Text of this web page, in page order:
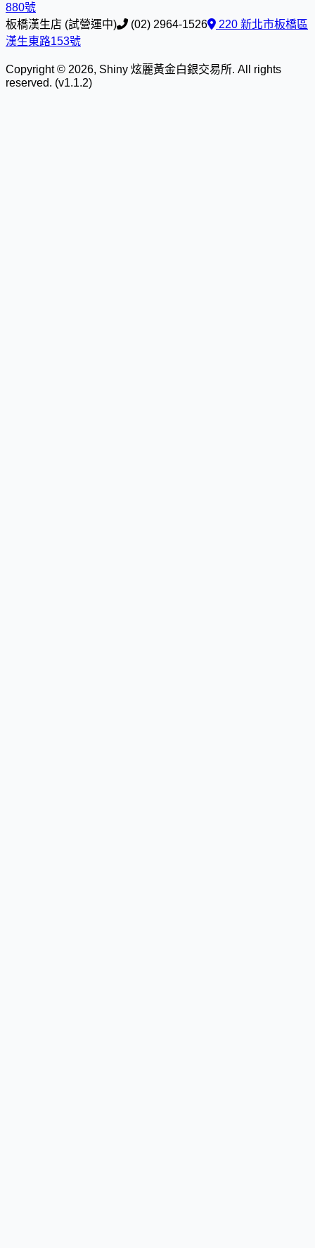
880號
板橋漢生店 (試營運中)
(02) 2964-1526
220 新北市板橋區
漢生東路153號
Copyright © 2026, Shiny 炫麗黃金白銀交易所. All rights
reserved. (v1.1.2)